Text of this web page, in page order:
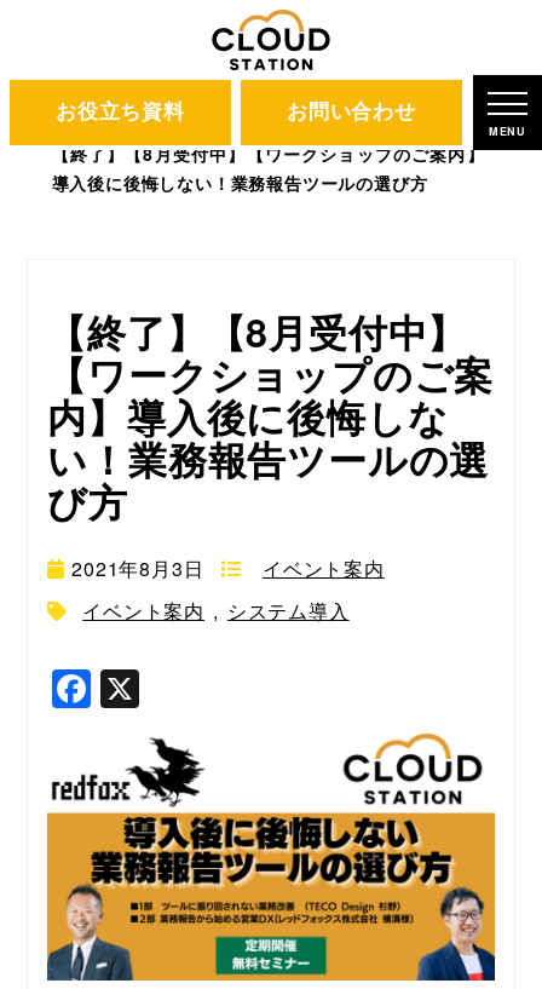
お役立ち資料 お問い合わせ
MENU
CLOUD STATION
ブログ
【終了】【8月受付中】【ワークショップのご案内】
導入後に後悔しない！業務報告ツールの選び方
【終了】【8月受付中】
【ワークショップのご案
内】導入後に後悔しな
い！業務報告ツールの選
び方
2021年8月3日
イベント案内
イベント案内 , システム導入
F
a
c
e
b
o
o
k